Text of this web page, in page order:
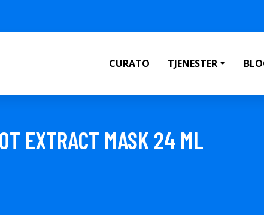
CURATO TJENESTER
EXTRACT MASK 24 ML